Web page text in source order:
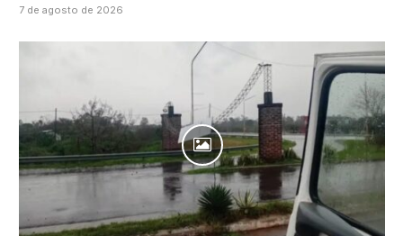
7 de agosto de 2026